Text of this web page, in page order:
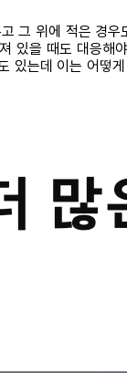
그 위에 적은 경우
있을 때도 대응해
있는데 이는 어떻